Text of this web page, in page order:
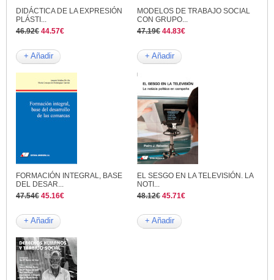
DIDÁCTICA DE LA EXPRESIÓN
PLÁSTI...
46.92€ 44.57€
+ Añadir
MODELOS DE TRABAJO SOCIAL
CON GRUPO...
47.19€ 44.83€
+ Añadir
FORMACIÓN INTEGRAL, BASE
DEL DESAR...
47.54€ 45.16€
+ Añadir
EL SESGO EN LA TELEVISIÓN. LA
NOTI...
48.12€ 45.71€
+ Añadir